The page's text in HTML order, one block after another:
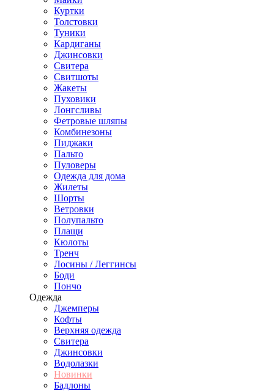
Куртки
Толстовки
Туники
Кардиганы
Джинсовки
Свитера
Свитшоты
Жакеты
Пуховики
Лонгсливы
Фетровые шляпы
Комбинезоны
Пиджаки
Пальто
Пуловеры
Одежда для дома
Жилеты
Шорты
Ветровки
Полупальто
Плащи
Кюлоты
Тренч
Лосины / Леггинсы
Боди
Пончо
Одежда
Джемперы
Кофты
Верхняя одежда
Свитера
Джинсовки
Водолазки
Новинки
Бадлоны